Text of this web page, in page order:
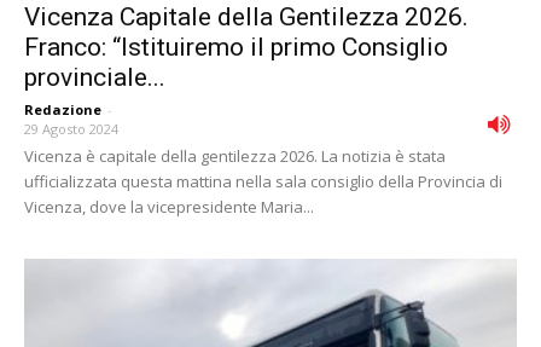
Vicenza Capitale della Gentilezza 2026.
Franco: “Istituiremo il primo Consiglio
provinciale...
Redazione -
29 Agosto 2024
Vicenza è capitale della gentilezza 2026. La notizia è stata
ufficializzata questa mattina nella sala consiglio della Provincia di
Vicenza, dove la vicepresidente Maria...